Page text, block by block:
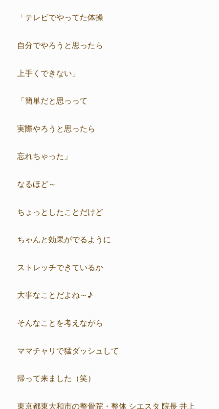
「テレビでやってた体操
自分でやろうと思ったら
上手くできない」
「簡単だと思っって
実際やろうと思ったら
忘れちゃった」
なるほど～
ちょっとしたことだけど
ちゃんと効果がでるように
ストレッチできているか
大事なことだよね～♪
そんなことを考えながら
ママチャリで猛ダッシュして
帰って来ました（笑）
東京都東大和市の整骨院・整体 シエスタ 院長 井上